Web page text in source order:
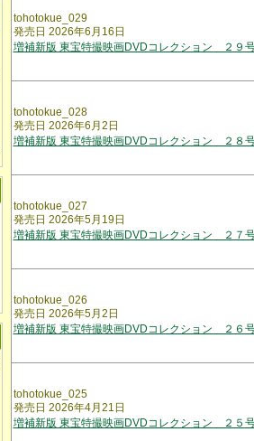
tohotokue_029
発売日 2026年6月16日
増補新版 東宝特撮映画DVDコレクション ２９
tohotokue_028
発売日 2026年6月2日
増補新版 東宝特撮映画DVDコレクション ２８
tohotokue_027
発売日 2026年5月19日
増補新版 東宝特撮映画DVDコレクション ２７
tohotokue_026
発売日 2026年5月2日
増補新版 東宝特撮映画DVDコレクション ２６
tohotokue_025
発売日 2026年4月21日
増補新版 東宝特撮映画DVDコレクション ２５